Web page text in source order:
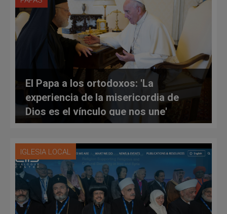
El Papa a los ortodoxos: 'La
experiencia de la misericordia de
Dios es el vínculo que nos une'
IGLESIA LOCAL